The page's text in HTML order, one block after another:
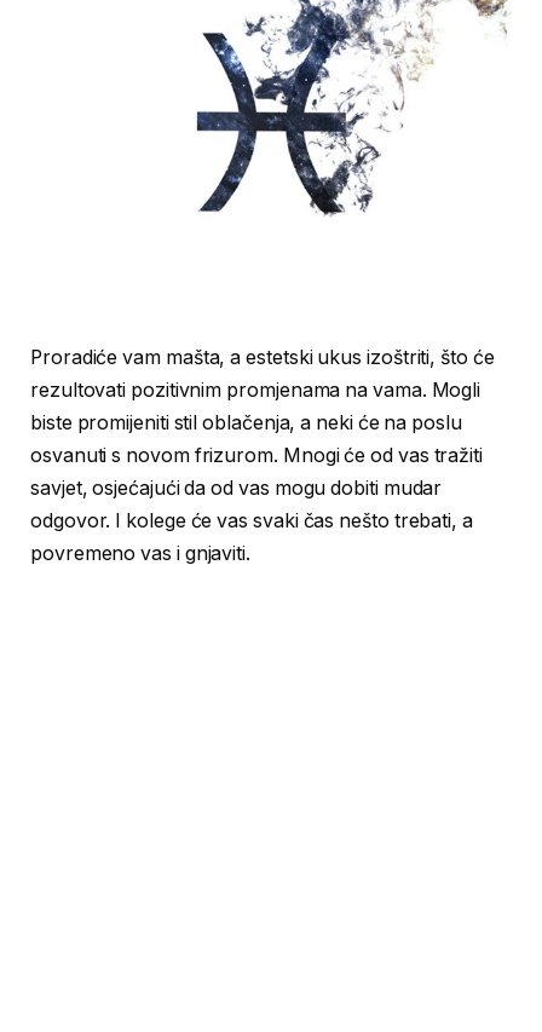
Proradiće vam mašta, a estetski ukus izoštriti, što će
rezultovati pozitivnim promjenama na vama. Mogli
biste promijeniti stil oblačenja, a neki će na poslu
osvanuti s novom frizurom. Mnogi će od vas tražiti
savjet, osjećajući da od vas mogu dobiti mudar
odgovor. I kolege će vas svaki čas nešto trebati, a
povremeno vas i gnjaviti.